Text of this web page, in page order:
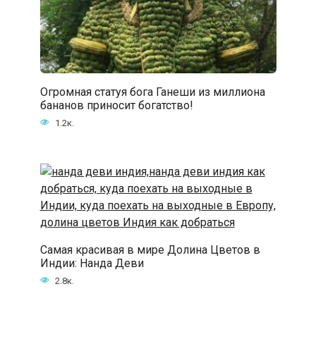
Огромная статуя бога Ганеши из миллиона
бананов приносит богатство!
1.2к.
Самая красивая в мире Долина Цветов в
Индии: Нанда Деви
2.8к.